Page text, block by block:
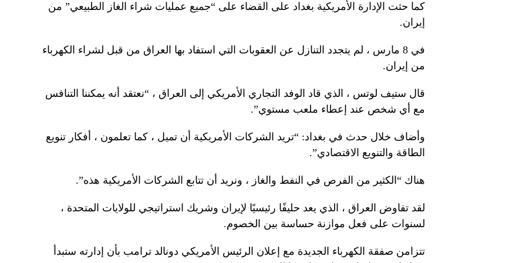
كما حثت الإدارة الأمريكية بغداد على القضاء على “جميع عمليات شراء الغاز الطبيعي” من
إيران.
في 8 مارس ، لم يتجدد التنازل عن العقوبات التي استفاد بها العراق من قبل لشراء الكهرباء
من إيران.
قال ستيف لوتس ، الذي قاد الوفد التجاري الأمريكي إلى العراق ، “نعتقد أنه يمكننا التنافس
مع أي شخص عند إعطاء ملعب مستوي”.
وأضاف خلال حدث في بغداد: “تريد الشركات الأمريكية أن تميل ، كما تعلمون ، أفكار تنويع
الطاقة والتنويع الاقتصادي”.
هناك “الكثير من الفرص في النفط والغاز ، ونريد أن تتابع الشركات الأمريكية هذه”.
لقد تفاوض العراق ، الذي يعد حليفًا رئيسيًا لإيران وشريك استراتيجي للولايات المتحدة ،
لسنوات على فعل موازنة حساسة بين الخصوم.
تتزامن صفقة الكهرباء الجديدة مع إعلان الرئيس الأمريكي دونالد ترامب بأن إدارته ستبدأ